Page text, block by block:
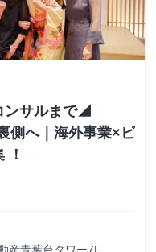
ンサルまで◢
側へ｜海外事業×ビ
！